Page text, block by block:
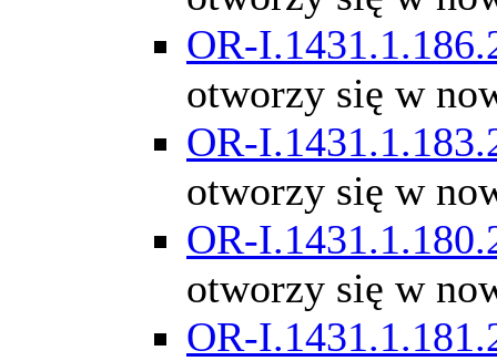
OR-
otworzy się w
OR-
otworzy się w
OR-
otworzy się w
OR-